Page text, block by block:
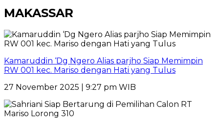
MAKASSAR
Kamaruddin ‘Dg Ngero Alias parjho Siap Memimpin
RW 001 kec. Mariso dengan Hati yang Tulus
27 November 2025 | 9:27 pm WIB